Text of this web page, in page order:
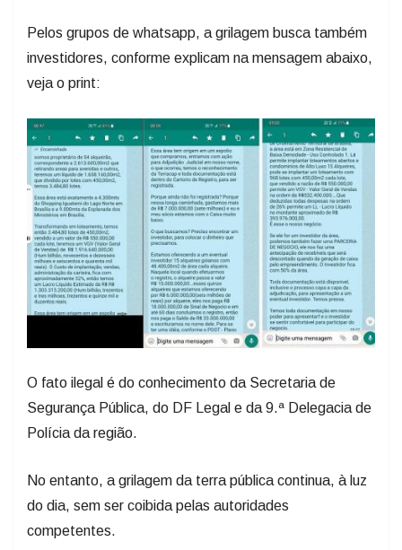
Pelos grupos de whatsapp, a grilagem busca também
investidores, conforme explicam na mensagem abaixo,
veja o print:
O fato ilegal é do conhecimento da Secretaria de
Segurança Pública, do DF Legal e da 9.ª Delegacia de
Polícia da região.
No entanto, a grilagem da terra pública continua, à luz
do dia, sem ser coibida pelas autoridades
competentes.